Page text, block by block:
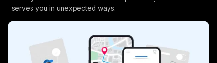
serves you in unexpected ways.